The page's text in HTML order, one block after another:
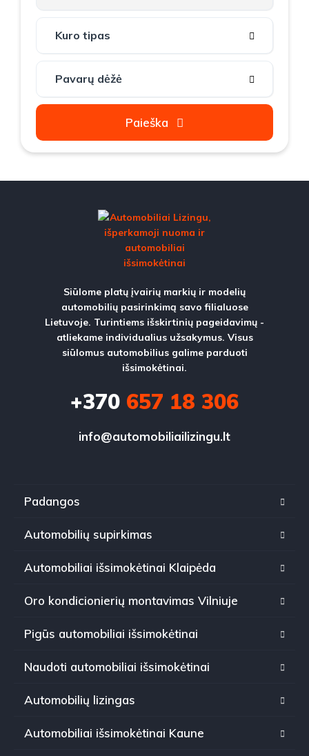
Paieška
Siūlome platų įvairių markių ir modelių
automobilių pasirinkimą savo filialuose
Lietuvoje. Turintiems išskirtinių pageidavimų -
atliekame individualius užsakymus. Visus
siūlomus automobilius galime parduoti
išsimokėtinai.
+370 657 18 306
info@automobiliailizingu.lt
Padangos
Automobilių supirkimas
Automobiliai išsimokėtinai Klaipėda
Oro kondicionierių montavimas Vilniuje
Pigūs automobiliai išsimokėtinai
Naudoti automobiliai išsimokėtinai
Automobilių lizingas
Automobiliai išsimokėtinai Kaune